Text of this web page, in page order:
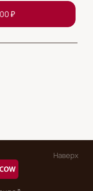
₽
Наверх